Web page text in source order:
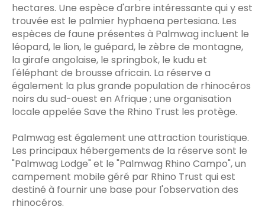
hectares. Une espèce d'arbre intéressante qui y est
trouvée est le palmier hyphaena pertesiana. Les
espèces de faune présentes à Palmwag incluent le
léopard, le lion, le guépard, le zèbre de montagne,
la girafe angolaise, le springbok, le kudu et
l'éléphant de brousse africain. La réserve a
également la plus grande population de rhinocéros
noirs du sud-ouest en Afrique ; une organisation
locale appelée Save the Rhino Trust les protège.
Palmwag est également une attraction touristique.
Les principaux hébergements de la réserve sont le
"Palmwag Lodge" et le "Palmwag Rhino Campo", un
campement mobile géré par Rhino Trust qui est
destiné à fournir une base pour l'observation des
rhinocéros.